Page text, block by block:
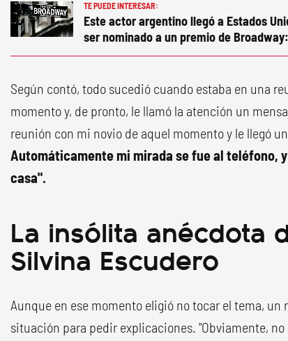
TE PUEDE INTERESAR:
Este actor argentino llegó a Estados
ser nominado a un premio de
Según contó, todo sucedió cuando estaba en una
momento y, de pronto, le llamó la atención un
reunión con mi novio de aquel momento y le llegó
Automáticamente mi mirada se fue al teléfono,
casa".
La insólita anécdota
Silvina Escudero
Aunque en ese momento eligió no tocar el tema,
situación para pedir explicaciones. "Obviamente,